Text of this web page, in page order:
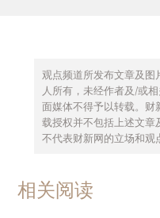
观点频道所发布文章及图
人所有，未经作者及/或
面媒体不得予以转载。财
载授权并不包括上述文章
不代表财新网的立场和观
相关阅读